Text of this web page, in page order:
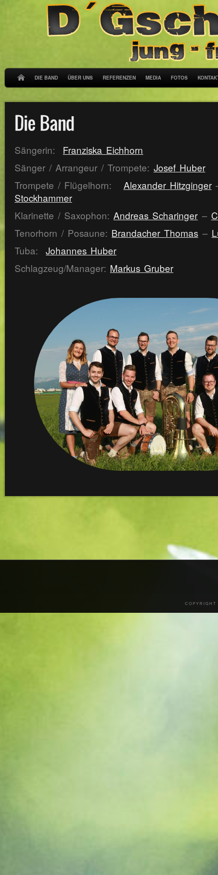
DIE BAND ÜBER UNS REFERENZEN MEDIA FOTOS
Sängerin: Franziska Eichhorn
Sänger / Arrangeur / Trompete: Josef Huber
Trompete / Flügelhorn: Alexander Hitzginger
Stockhammer
Klarinette / Saxophon:Andreas Scharinger –
Tenorhorn / Posaune: Brandacher Thomas –
Tuba:Johannes Huber
Schlagzeug/Manager: Markus Gruber
COPYRIGHT